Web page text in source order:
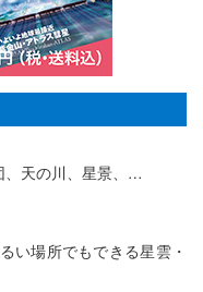
、天の川、星景、…
い場所でもできる星雲・